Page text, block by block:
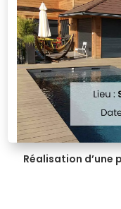
Réalisation d’une